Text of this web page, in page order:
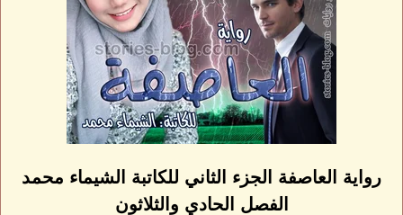
رواية العاصفة الجزء الثاني للكاتبة الشيماء محمد
الفصل الحادي والثلاثون